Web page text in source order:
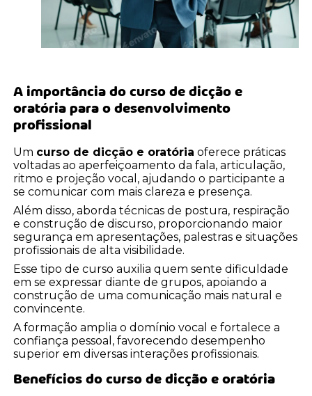
A importância docurso de dicção e
oratória para o desenvolvimento
profissional
Um curso de dicção e oratória oferece práticas
voltadas ao aperfeiçoamento da fala, articulação,
ritmo e projeção vocal, ajudando o participante a
se comunicar com mais clareza e presença.
Além disso, aborda técnicas de postura, respiração
e construção de discurso, proporcionando maior
segurança em apresentações, palestras e situações
profissionais de alta visibilidade.
Esse tipo de curso auxilia quem sente dificuldade
em se expressar diante de grupos, apoiando a
construção de uma comunicação mais natural e
convincente.
A formação amplia o domínio vocal e fortalece a
confiança pessoal, favorecendo desempenho
superior em diversas interações profissionais.
Benefícios docurso de dicção e oratória